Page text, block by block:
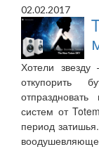
02.02.2017
Хотели
откупорить
систем от
период